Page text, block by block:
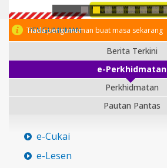
PENGUMUMAN
Tiada pengumuman buat masa sekarang
Berita Terkini
e-Perkhidmatan
Perkhidmatan
Pautan Pantas
e-Cukai
e-Lesen